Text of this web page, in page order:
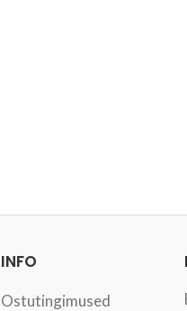
INFO
Ostutingimused